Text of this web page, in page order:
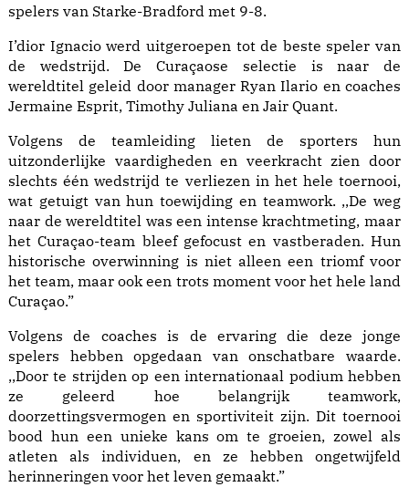
spelers van Starke-Bradford met 9-8.
I’dior Ignacio werd uitgeroepen tot de beste speler van
de wedstrijd. De Curaçaose selectie is naar de
wereldtitel geleid door manager Ryan Ilario en coaches
Jermaine Esprit, Timothy Juliana en Jair Quant.
Volgens de teamleiding lieten de sporters hun
uitzonderlijke vaardigheden en veerkracht zien door
slechts één wedstrijd te verliezen in het hele toernooi,
wat getuigt van hun toewijding en teamwork. ,,De weg
naar de wereldtitel was een intense krachtmeting, maar
het Curaçao-team bleef gefocust en vastberaden. Hun
historische overwinning is niet alleen een triomf voor
het team, maar ook een trots moment voor het hele land
Curaçao.”
Volgens de coaches is de ervaring die deze jonge
spelers hebben opgedaan van onschatbare waarde.
,,Door te strijden op een internationaal podium hebben
ze geleerd hoe belangrijk teamwork,
doorzettingsvermogen en sportiviteit zijn. Dit toernooi
bood hun een unieke kans om te groeien, zowel als
atleten als individuen, en ze hebben ongetwijfeld
herinneringen voor het leven gemaakt.”